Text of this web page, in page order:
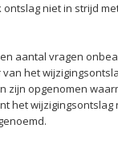
ontslag niet in strijd
aantal vragen
het
zijn opgenomen
het wijzigingsontslag